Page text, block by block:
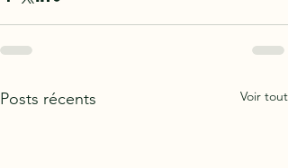
Posts récents Voir tout